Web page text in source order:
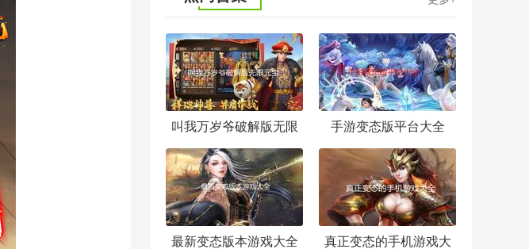
叫我万岁爷破解版无限
元宝
手游变态版平台大全
最新变态版本游戏大全 真正变态的手机游戏大